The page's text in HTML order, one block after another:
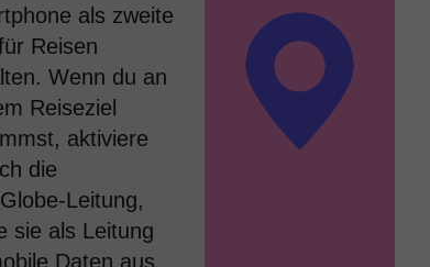
als zweite
Reisen
Wenn du an
Reiseziel
aktiviere
die
Leitung,
sie als Leitung
Daten aus